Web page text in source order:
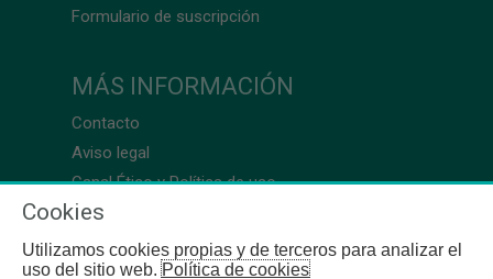
Formulario de suscripción
MÁS INFORMACIÓN
Contacto
Aviso legal
Canal Ético y Política de uso
Cookies
Utilizamos cookies propias y de terceros para analizar el
uso del sitio web.Política de cookies